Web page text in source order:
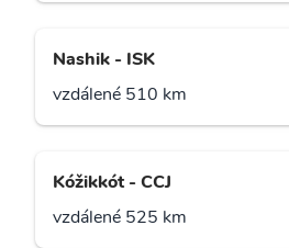
Nashik - ISK
vzdálené 510 km
Kóžikkót - CCJ
vzdálené 525 km